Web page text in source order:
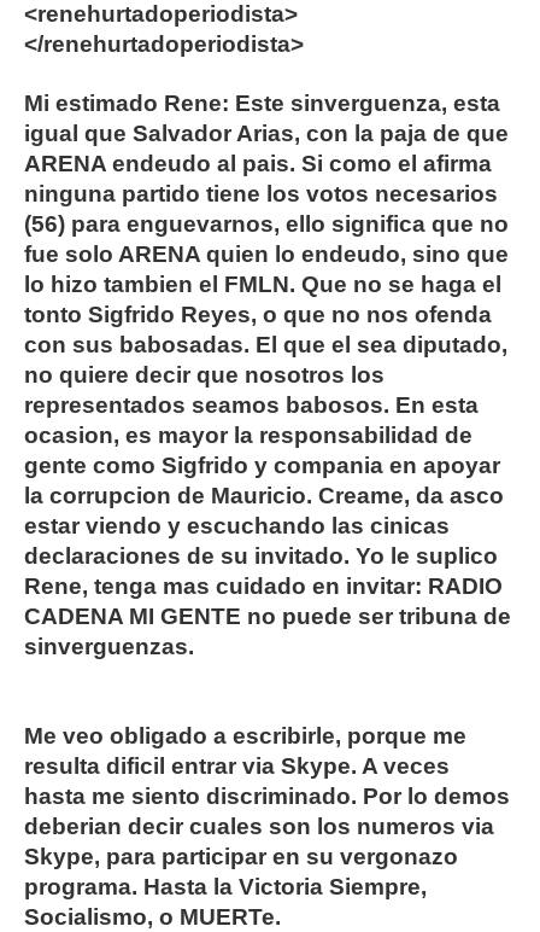
<renehurtadoperiodista>
</renehurtadoperiodista>
Mi estimado Rene: Este sinverguenza, esta
igual que Salvador Arias, con la paja de que
ARENA endeudo al pais. Si como el afirma
ninguna partido tiene los votos necesarios
(56) para enguevarnos, ello significa que no
fue solo ARENA quien lo endeudo, sino que
lo hizo tambien el FMLN. Que no se haga el
tonto Sigfrido Reyes, o que no nos ofenda
con sus babosadas. El que el sea diputado,
no quiere decir que nosotros los
representados seamos babosos. En esta
ocasion, es mayor la responsabilidad de
gente como Sigfrido y compania en apoyar
la corrupcion de Mauricio. Creame, da asco
estar viendo y escuchando las cinicas
declaraciones de su invitado. Yo le suplico
Rene, tenga mas cuidado en invitar: RADIO
CADENA MI GENTE no puede ser tribuna de
sinverguenzas.
Me veo obligado a escribirle, porque me
resulta dificil entrar via Skype. A veces
hasta me siento discriminado. Por lo demos
deberian decir cuales son los numeros via
Skype, para participar en su vergonazo
programa. Hasta la Victoria Siempre,
Socialismo, o MUERTe.